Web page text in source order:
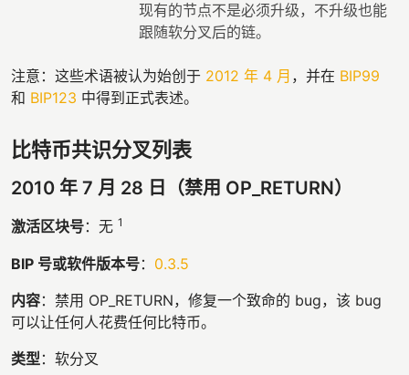
现有的节点不是必须升级，不升级也能
跟随软分叉后的链。
注意：这些术语被认为始创于 2012 年 4 月 ，并在 BIP99
和 BIP123 中得到正式表述。
比特币共识分叉列表
2010 年 7 月 28 日（禁用 OP_RETURN）
激活区块号：无 1
BIP 号或软件版本号： 0.3.5
内容：禁用 OP_RETURN，修复一个致命的 bug，该 bug
可以让任何人花费任何比特币。
类型 ：软分叉